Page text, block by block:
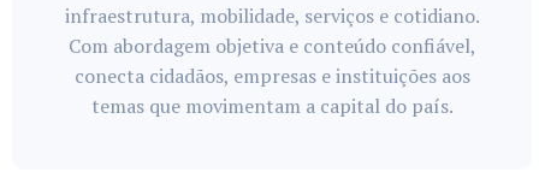
infraestrutura, mobilidade, serviços e cotidiano.
Com abordagem objetiva e conteúdo confiável,
conecta cidadãos, empresas e instituições aos
temas que movimentam a capital do país.